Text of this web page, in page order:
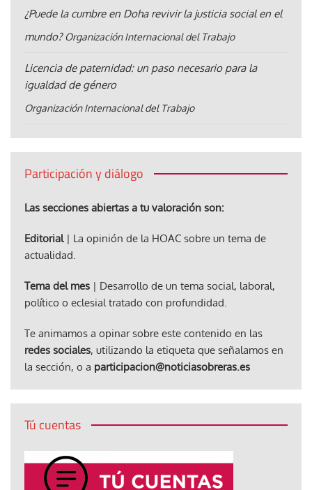
¿Puede la cumbre en Doha revivir la justicia social en el
mundo? Organización Internacional del Trabajo
Licencia de paternidad: un paso necesario para la
igualdad de género
Organización Internacional del Trabajo
Participación y diálogo
Las secciones abiertas a tu valoración son:
Editorial| La opinión de la HOAC sobre un tema de
actualidad.
Tema del mes | Desarrollo de un tema social, laboral,
político o eclesial tratado con profundidad.
Te animamos a opinar sobre este contenido en las
redes sociales, utilizando la etiqueta que señalamos en
la sección, o a participacion@noticiasobreras.es
Tú cuentas